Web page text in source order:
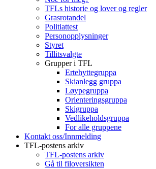
TFLs historie og lover og regler
Grasrotandel
Politiattest
Personopplysninger
Styret
Tillitsvalgte
Grupper i TFL
Ertehyttegruppa
Skianlegg gruppa
Løypegruppa
Orienteringsgruppa
Skigruppa
Vedlikeholdsgruppa
For alle gruppene
Kontakt oss/Innmelding
TFL-postens arkiv
TFL-postens arkiv
Gå til filoversikten